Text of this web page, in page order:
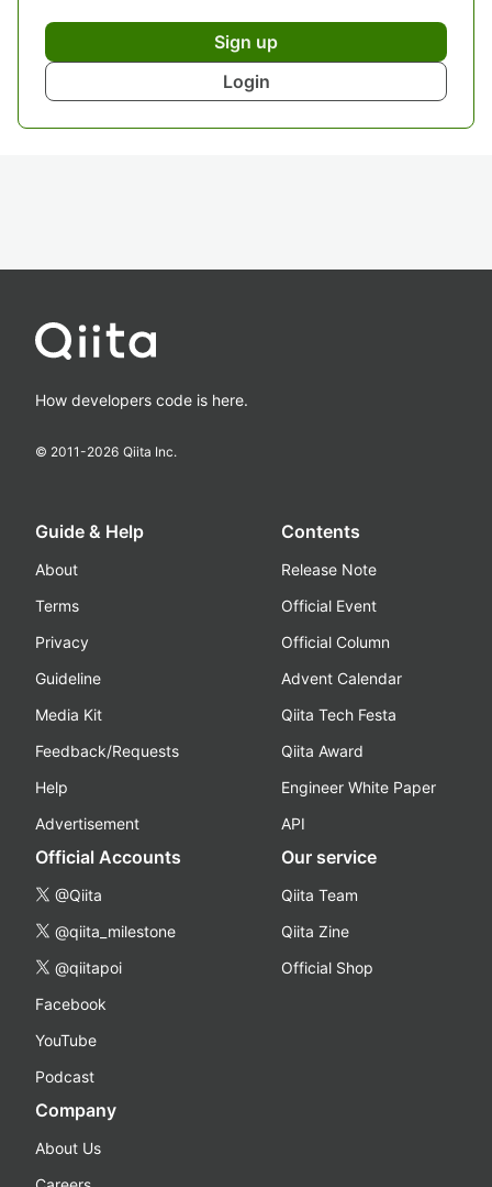
Sign up
Login
How developers code is here.
© 2011-2026 Qiita Inc.
Guide & Help
About
Terms
Privacy
Guideline
Media Kit
Feedback/Requests
Help
Advertisement
Contents
Release Note
Official Event
Official Column
Advent Calendar
Qiita Tech Festa
Qiita Award
Engineer White Paper
API
Official Accounts
@Qiita
@qiita_milestone
@qiitapoi
Facebook
YouTube
Podcast
Our service
Qiita Team
Qiita Zine
Official Shop
Company
About Us